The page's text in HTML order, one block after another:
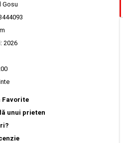
Gosu
2026
Favorite
unui prieten